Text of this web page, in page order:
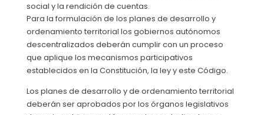
social y la rendición de cuentas.
Para la formulación de los planes de desarrollo y
ordenamiento territorial los gobiernos autónomos
descentralizados deberán cumplir con un proceso
que aplique los mecanismos participativos
establecidos en la Constitución, la ley y este Código.
Los planes de desarrollo y de ordenamiento territorial
deberán ser aprobados por los órganos legislativos